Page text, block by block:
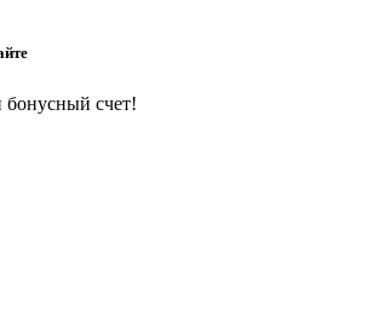
бонусный счет!